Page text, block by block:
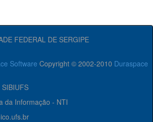
FEDERAL DE SERGIPE
Software Copyright © 2002-2010 Duraspace
da Informação - NTI